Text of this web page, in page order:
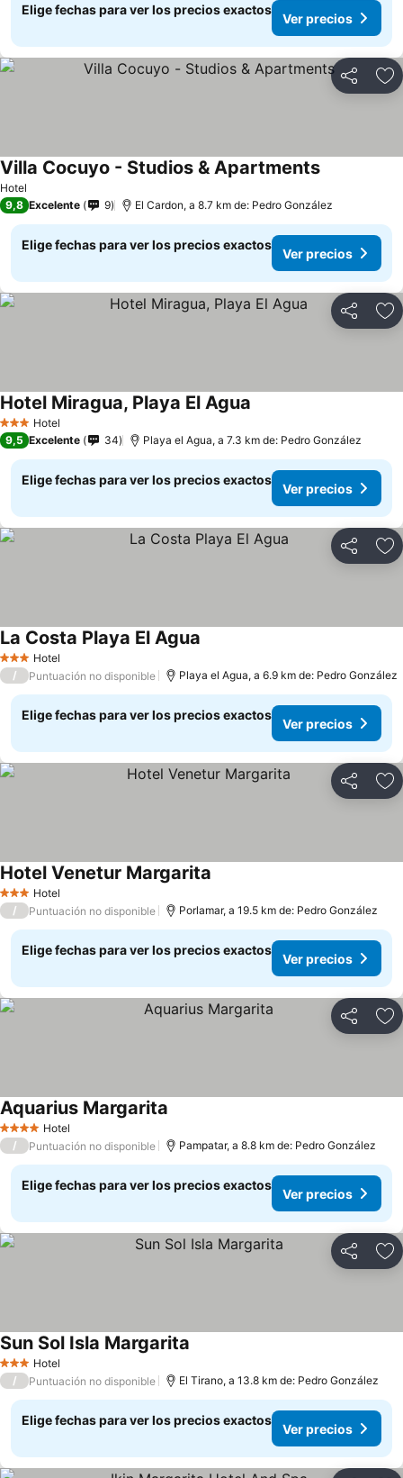
Elige fechas para ver los precios exactos
Ver precios
Compartir
Hotel
Villa Cocuyo - Studios & Apartments
9,8 Excelente 9 El Cardon, a 8.7 km de: Pedro González
Elige fechas para ver los precios exactos
Ver precios
Compartir
3 Estrellas
Hotel
Hotel Miragua, Playa El Agua
9,5 Excelente 34 Playa el Agua, a 7.3 km de: Pedro González
Elige fechas para ver los precios exactos
Ver precios
Compartir
3 Estrellas
Hotel
La Costa Playa El Agua
/ Puntuación no disponible Playa el Agua, a 6.9 km de: Pedro González
Elige fechas para ver los precios exactos
Ver precios
Compartir
3 Estrellas
Hotel
Hotel Venetur Margarita
/ Puntuación no disponible Porlamar, a 19.5 km de: Pedro González
Elige fechas para ver los precios exactos
Ver precios
Compartir
4 EstrellasHotel
Aquarius Margarita
/ Puntuación no disponible Pampatar, a 8.8 km de: Pedro González
Elige fechas para ver los precios exactos
Ver precios
Compartir
3 Estrellas
Hotel
Sun Sol Isla Margarita
/ Puntuación no disponible El Tirano, a 13.8 km de: Pedro González
Elige fechas para ver los precios exactos
Ver precios